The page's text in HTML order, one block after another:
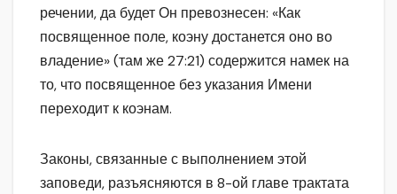
речении, да будет Он превознесен: «Как
посвященное поле, коэну достанется оно во
владение» (там же 27:21) содержится намек на
то, что посвященное без указания Имени
переходит к коэнам.
Законы, связанные с выполнением этой
заповеди, разъясняются в 8-ой главе трактата